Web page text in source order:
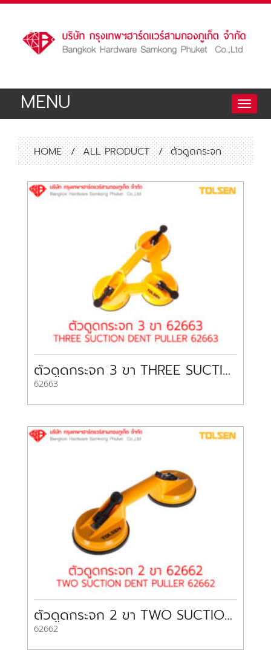
Toggle
MENU
HOME / ALL PRODUCT / ตัวดูดกระจก
ตัวดูดกระจก 3 ขา THREE SUCTION DENT PULLER 62663
62663
ตัวดูดกระจก 2 ขา TWO SUCTION DENT PULLER 62662
62662